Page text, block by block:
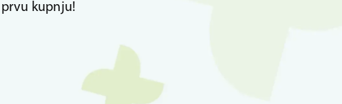
prvu kupnju!